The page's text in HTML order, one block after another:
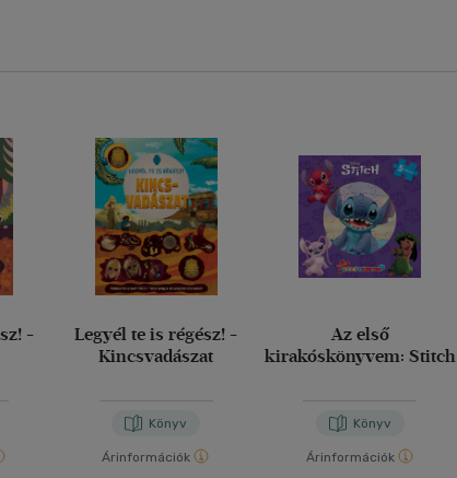
-
Legyél te is régész! -
Kincsvadászat
Könyv
Árinformációk
Az első
kirakóskönyvem: Stitch
Könyv
Árinformációk